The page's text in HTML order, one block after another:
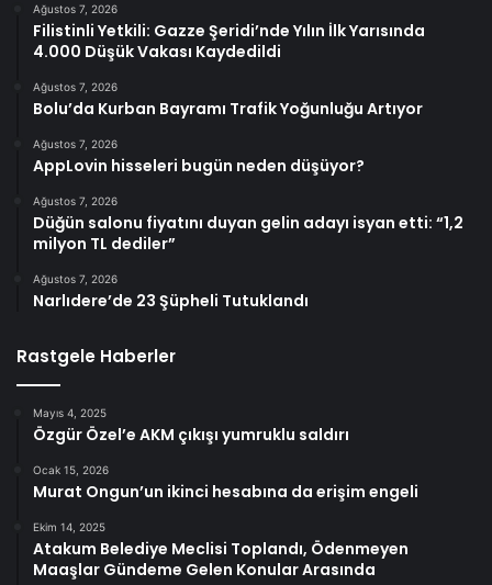
Ağustos 7, 2026
Filistinli Yetkili: Gazze Şeridi’nde Yılın İlk Yarısında
4.000 Düşük Vakası Kaydedildi
Ağustos 7, 2026
Bolu’da Kurban Bayramı Trafik Yoğunluğu Artıyor
Ağustos 7, 2026
AppLovin hisseleri bugün neden düşüyor?
Ağustos 7, 2026
Düğün salonu fiyatını duyan gelin adayı isyan etti: “1,2
milyon TL dediler”
Ağustos 7, 2026
Narlıdere’de 23 Şüpheli Tutuklandı
Rastgele Haberler
Mayıs 4, 2025
Özgür Özel’e AKM çıkışı yumruklu saldırı
Ocak 15, 2026
Murat Ongun’un ikinci hesabına da erişim engeli
Ekim 14, 2025
Atakum Belediye Meclisi Toplandı, Ödenmeyen
Maaşlar Gündeme Gelen Konular Arasında